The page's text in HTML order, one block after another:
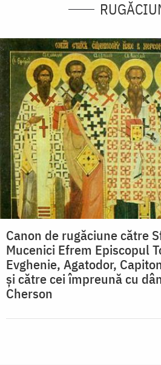
Canon de rugăciune către
Mucenici Efrem Episcopul
Evghenie, Agatodor,
şi către cei împreună cu
Cherson